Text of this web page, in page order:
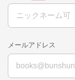
メールアドレス